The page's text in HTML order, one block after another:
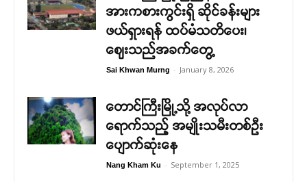
အားကစားကွင်းရှိ ဆိုင်ခန်းများ
ဖယ်ရှားရန် ထပ်မံသတိပေး၊
ဈေးသည်အခက်တွေ့
Sai Khwan Murng - January 8, 2026
တောင်ကြီးမြို့သို့ အလုပ်လာ
ရောက်သည့် အမျိုးသမီးတစ်ဉီး
ပျောက်ဆုံးနေ
Nang Kham Ku - September 1, 2025